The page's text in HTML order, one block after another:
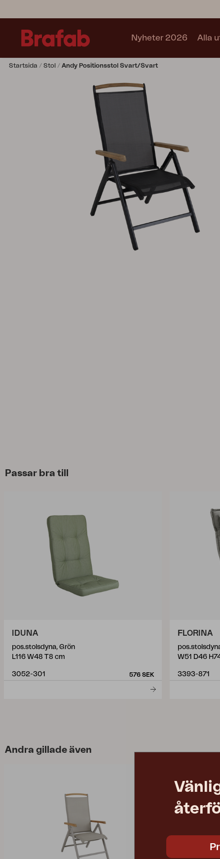
Nyheter 2026 Alla
Startsida Stol Andy Positionsstol Svart/svart
Passar bra till
IDUNA
pos.stolsdyna, Grön
L116 W48 T8 cm
3052-301 576 SEK
FLORINA
W51 D46
3393-871
Andra gillade även